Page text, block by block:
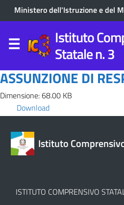
Ministero dell'Istruzione e del
Istituto
Statale n. 3
ASSUNZIONE DI
Dimensione: 68.00 KB
Download
Istituto
ISTITUTO COMPRENSIVO